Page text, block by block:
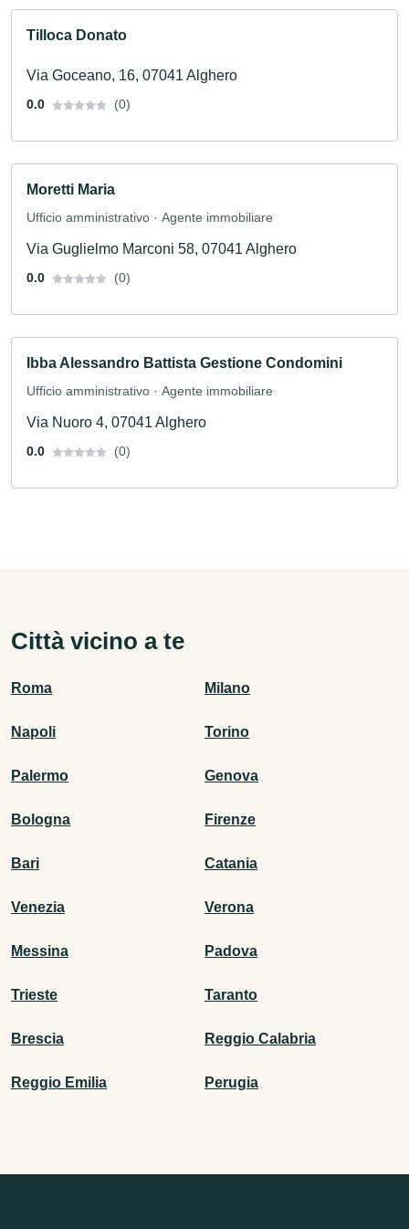
Tilloca Donato
Via Goceano, 16, 07041 Alghero
0.0 (0)
Moretti Maria
Ufficio amministrativo · Agente immobiliare
Via Guglielmo Marconi 58, 07041 Alghero
0.0 (0)
Ibba Alessandro Battista Gestione Condomini
Ufficio amministrativo · Agente immobiliare
Via Nuoro 4, 07041 Alghero
0.0 (0)
Città vicino a te
Roma Milano
Napoli Torino
Palermo Genova
Bologna Firenze
Bari Catania
Venezia Verona
Messina Padova
Trieste Taranto
Brescia Reggio Calabria
Reggio Emilia Perugia